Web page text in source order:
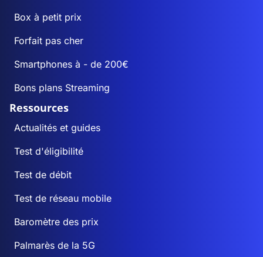
Box à petit prix
Forfait pas cher
Smartphones à - de 200€
Bons plans Streaming
Ressources
Actualités et guides
Test d'éligibilité
Test de débit
Test de réseau mobile
Baromètre des prix
Palmarès de la 5G